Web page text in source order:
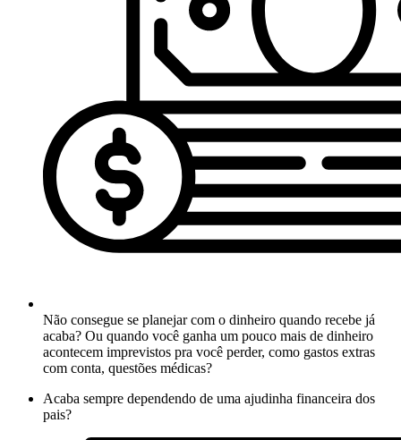
Não consegue se planejar com o dinheiro quando recebe já
acaba? Ou quando você ganha um pouco mais de dinheiro
acontecem imprevistos pra você perder, como gastos extras
com conta, questões médicas?
Acaba sempre dependendo de uma ajudinha financeira dos
pais?